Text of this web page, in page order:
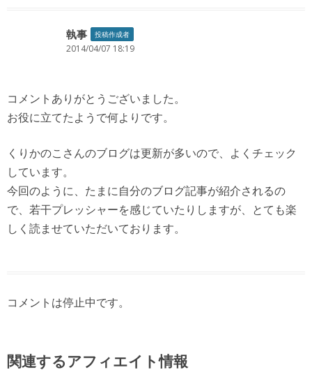
執事 投稿作成者
2014/04/07 18:19
コメントありがとうございました。
お役に立てたようで何よりです。
くりかのこさんのブログは更新が多いので、よくチェック
しています。
今回のように、たまに自分のブログ記事が紹介されるの
で、若干プレッシャーを感じていたりしますが、とても楽
しく読ませていただいております。
コメントは停止中です。
関連するアフィエイト情報